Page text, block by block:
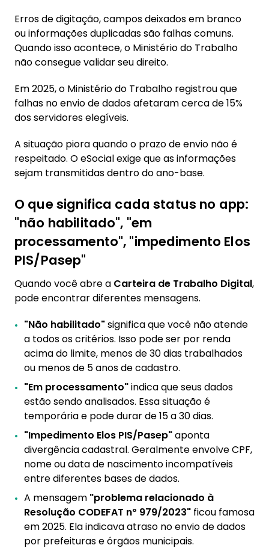
presencial
6. Pasep com problema ou negado? Veja o
que fazer para garantir o benefício que é seu
app Carteira de Trabalho Digital ou pelo
portal Gov.br
6.2. Como acionar o Alô Trabalhador (158) e
eSocial
6.3. Quando vale buscar ajuda jurídica: erros
Pasep histórico
Erros de digitação, campos deixados em branco
ou informações duplicadas são falhas comuns.
Quando isso acontece, o Ministério do Trabalho
não consegue validar seu direito.
Em 2025, o Ministério do Trabalho registrou que
falhas no envio de dados afetaram cerca de 15%
dos servidores elegíveis.
A situação piora quando o prazo de envio não é
respeitado. O eSocial exige que as informações
sejam transmitidas dentro do ano-base.
O que significa cada status no app:
"não habilitado", "em
processamento", "impedimento Elos
PIS/Pasep"
Quando você abre a Carteira de Trabalho Digital,
pode encontrar diferentes mensagens.
"Não habilitado"significa que você não atende
a todos os critérios. Isso pode ser por renda
acima do limite, menos de 30 dias trabalhados
ou menos de 5 anos de cadastro.
"Em processamento"indica que seus dados
estão sendo analisados. Essa situação é
temporária e pode durar de 15 a 30 dias.
"Impedimento Elos PIS/Pasep"aponta
divergência cadastral. Geralmente envolve CPF,
nome ou data de nascimento incompatíveis
entre diferentes bases de dados.
A mensagem "problema relacionado à
Resolução CODEFAT nº 979/2023" ficou famosa
em 2025. Ela indicava atraso no envio de dados
por prefeituras e órgãos municipais.